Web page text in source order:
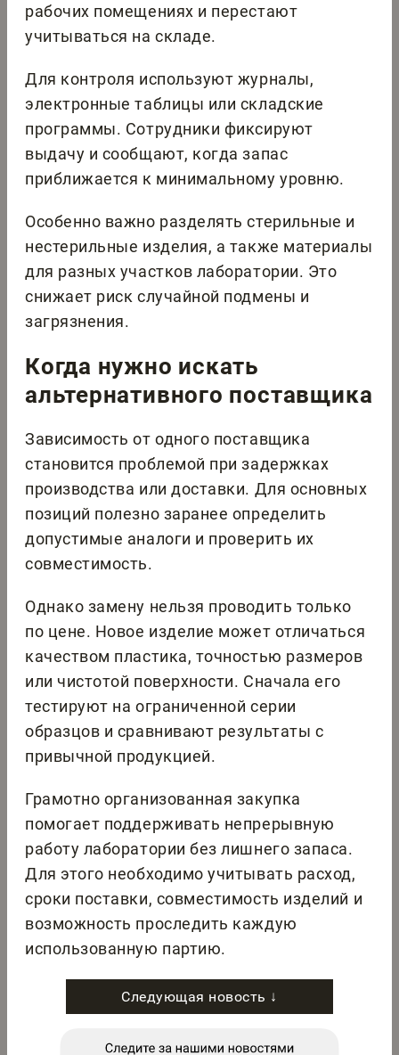
рабочих помещениях и перестают
учитываться на складе.
Для контроля используют журналы,
электронные таблицы или складские
программы. Сотрудники фиксируют
выдачу и сообщают, когда запас
приближается к минимальному уровню.
Особенно важно разделять стерильные и
нестерильные изделия, а также материалы
для разных участков лаборатории. Это
снижает риск случайной подмены и
загрязнения.
Когда нужно искать
альтернативного поставщика
Зависимость от одного поставщика
становится проблемой при задержках
производства или доставки. Для основных
позиций полезно заранее определить
допустимые аналоги и проверить их
совместимость.
Однако замену нельзя проводить только
по цене. Новое изделие может отличаться
качеством пластика, точностью размеров
или чистотой поверхности. Сначала его
тестируют на ограниченной серии
образцов и сравнивают результаты с
привычной продукцией.
Грамотно организованная закупка
помогает поддерживать непрерывную
работу лаборатории без лишнего запаса.
Для этого необходимо учитывать расход,
сроки поставки, совместимость изделий и
возможность проследить каждую
использованную партию.
Следующая новость ↓